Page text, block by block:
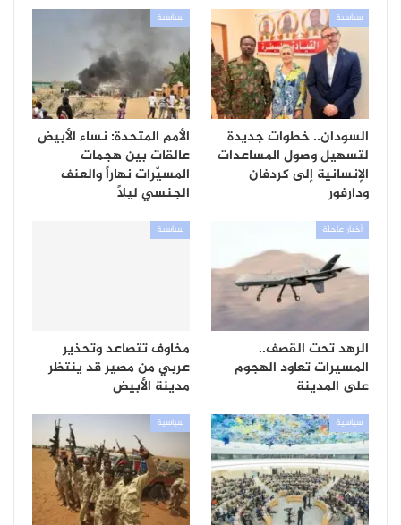
سياسية
السودان.. خطوات جديدة
لتسهيل وصول المساعدات
الإنسانية إلى كردفان
ودارفور
سياسية
الأمم المتحدة: نساء الأبيض
عالقات بين هجمات
المسيّرات نهاراً والعنف
الجنسي ليلاً
أخبار عاجلة
الرهد تحت القصف..
المسيرات تعاود الهجوم
على المدينة
سياسية
مخاوف تتصاعد وتحذير
عربي من مصير قد ينتظر
مدينة الأبيض
سياسية سياسية